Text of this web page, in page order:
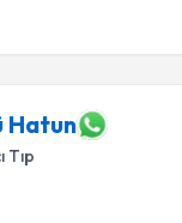
Hatun
Tıp